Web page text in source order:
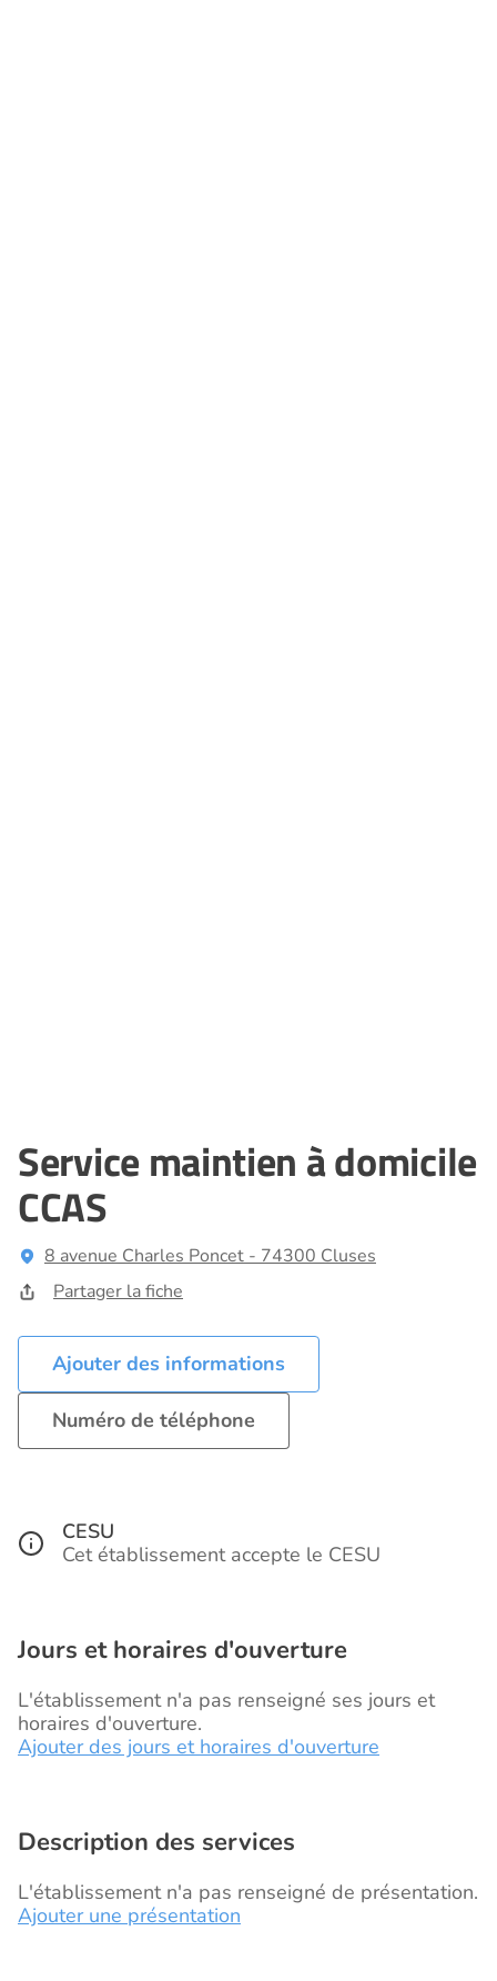
Service maintien à domicile
CCAS
8 avenue Charles Poncet - 74300 Cluses
Partager la fiche
Ajouter des informations
Numéro de téléphone
CESU
Cet établissement accepte le CESU
Jours et horaires d'ouverture
L'établissement n'a pas renseigné ses jours et
horaires d'ouverture.
Ajouter des jours et horaires d'ouverture
Description des services
L'établissement n'a pas renseigné de présentation.
Ajouter une présentation